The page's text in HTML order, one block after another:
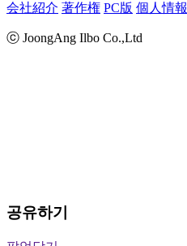
会社紹介 著作権 PC版 個人情報
ⓒ JoongAng Ilbo Co.,Ltd
공유하기